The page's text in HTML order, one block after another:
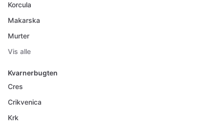
Korcula
Makarska
Murter
Vis alle
Kvarnerbugten
Cres
Crikvenica
Krk